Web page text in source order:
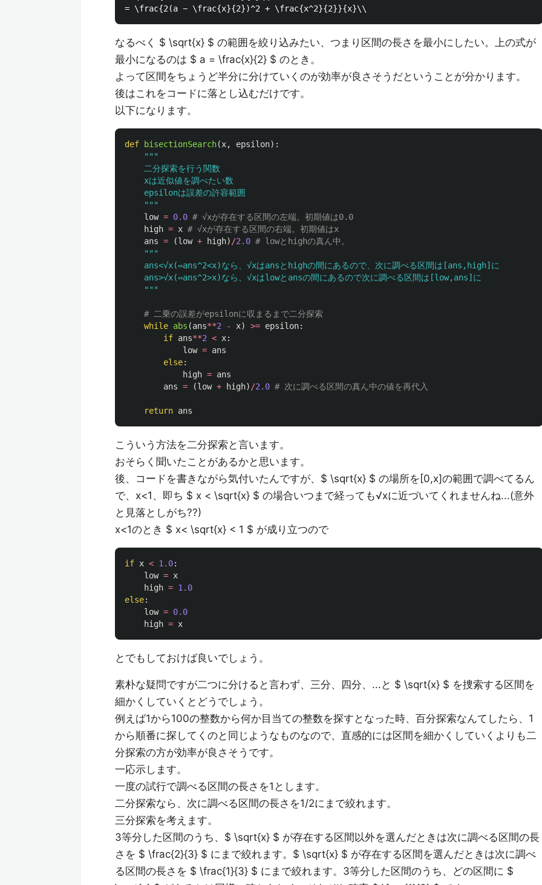
なるべく $ \sqrt{x} $ の範囲を絞り込みたい、つまり区間の長さを最小にしたい。上の式が
最小になるのは $ a = \frac{x}{2} $ のとき。
よって区間をちょうど半分に分けていくのが効率が良さそうだということが分かります。
後はこれをコードに落とし込むだけです。
以下になります。
def bisectionSearch(x, epsilon):
"""
    二分探索を行う関数
    xは近似値を調べたい数
    epsilonは誤差の許容範囲
"""
low = 0.0
high = x
ans = (low + high) /2.0
"""
    ans<√x(⇔ans^2<x)なら、√xはansとhighの間にあるので、次に調べる区間は[ans,high]に
    ans>√x(⇔ans^2>x)なら、√xはlowとansの間にあるので次に調べる区間は[low,ans]に
"""
while abs (ans**2 - x) >= epsilon:
if ans**2 < x:
low = ans
else:
high = ans
ans = (low + high) /2.0
return ans
こういう方法を二分探索と言います。
おそらく聞いたことがあるかと思います。
後、コードを書きながら気付いたんですが、$ \sqrt{x} $ の場所を[0,x]の範囲で調べてるん
で、x<1、即ち $ x < \sqrt{x} $ の場合いつまで経っても√xに近づいてくれませんね...(意外
と見落としがち??)
x<1のとき $ x< \sqrt{x} < 1 $ が成り立つので
if x < 1.0:
low = x
high = 1.0
else:
low = 0.0
high = x
とでもしておけば良いでしょう。
素朴な疑問ですが二つに分けると言わず、三分、四分、...と $ \sqrt{x} $ を捜索する区間を
細かくしていくとどうでしょう。
例えば1から100の整数から何か目当ての整数を探すとなった時、百分探索なんてしたら、1
から順番に探してくのと同じようなものなので、直感的には区間を細かくしていくよりも二
分探索の方が効率が良さそうです。
一応示します。
一度の試行で調べる区間の長さを1とします。
二分探索なら、次に調べる区間の長さを1/2にまで絞れます。
三分探索を考えます。
3等分した区間のうち、$ \sqrt{x} $ が存在する区間以外を選んだときは次に調べる区間の長
さを $ \frac{2}{3} $ にまで絞れます。$ \sqrt{x} $ が存在する区間を選んだときは次に調べ
る区間の長さを $ \frac{1}{3} $ にまで絞れます。3等分した区間のうち、どの区間に $